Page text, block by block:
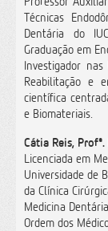
Técnicas
Dentária do
Graduação em
Investigador
Reabilitação e
científica
e Biomateriais.
Cátia Reis,
Licenciada em
Universidade de
da Clínica
Medicina
Ordem dos